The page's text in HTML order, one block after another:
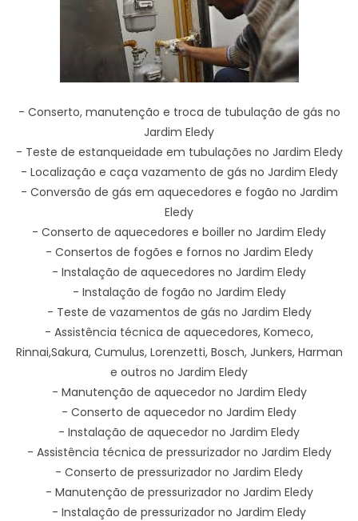
- Conserto, manutenção e troca de tubulação de gás no
Jardim Eledy
- Teste de estanqueidade em tubulações no Jardim Eledy
- Localização e caça vazamento de gás no Jardim Eledy
- Conversão de gás em aquecedores e fogão no Jardim
Eledy
- Conserto de aquecedores e boiller no Jardim Eledy
- Consertos de fogões e fornos no Jardim Eledy
- Instalação de aquecedores no Jardim Eledy
- Instalação de fogão no Jardim Eledy
- Teste de vazamentos de gás no Jardim Eledy
- Assistência técnica de aquecedores, Komeco,
Rinnai,Sakura, Cumulus, Lorenzetti, Bosch, Junkers, Harman
e outros no Jardim Eledy
- Manutenção de aquecedor no Jardim Eledy
- Conserto de aquecedor no Jardim Eledy
- Instalação de aquecedor no Jardim Eledy
- Assistência técnica de pressurizador no Jardim Eledy
- Conserto de pressurizador no Jardim Eledy
- Manutenção de pressurizador no Jardim Eledy
- Instalação de pressurizador no Jardim Eledy